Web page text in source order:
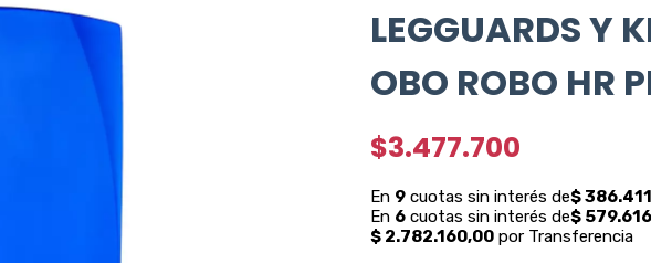
LEGGUARDS Y
OBO ROBO HR
$3.477.700